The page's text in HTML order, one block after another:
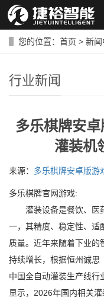
您的位置： 首页 > 新闻
行业新闻
多乐棋牌安
灌装机
来源： 多乐棋牌安卓版游
多乐棋牌官网游戏:
灌装设备是餐饮、医药
一，其精度、稳定性、适
质量。近年来随着下业的
持续增长，根据恒州诚思
中国全自动灌装生产线行
显示，2026年国内相关